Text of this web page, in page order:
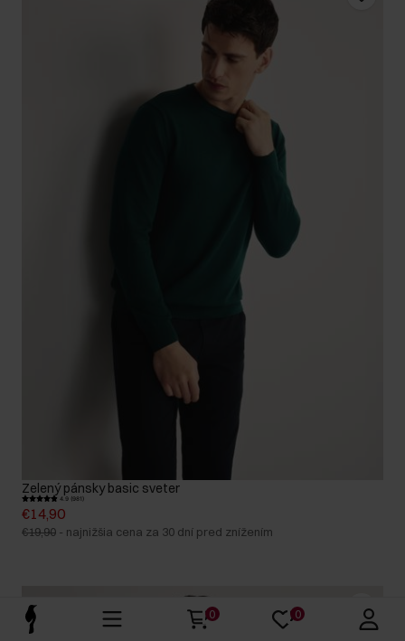
Zelený pánsky basic sveter
4.9 (981)
€14,90
€19,90 - najnižšia cena za 30 dní pred znížením
0 0